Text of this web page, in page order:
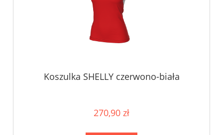
Koszulka SHELLY czerwono-biała
270,90 zł